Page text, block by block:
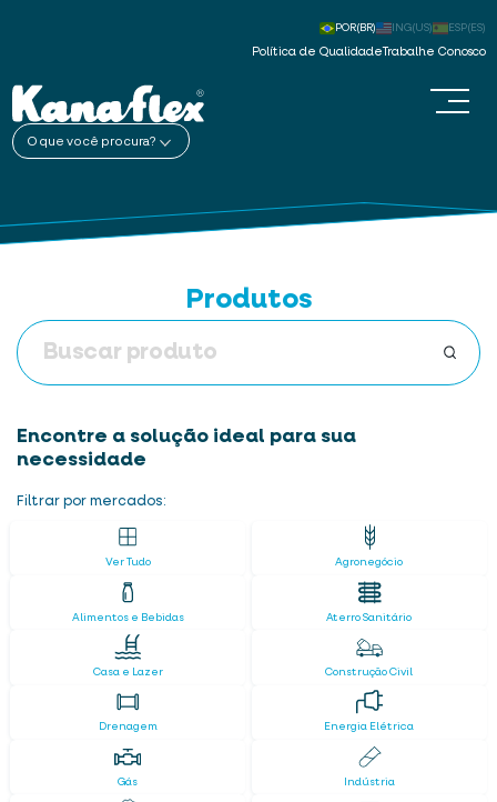
Política de Qualidade Trabalhe Conosco
POR(BR) ING(US) ESP(ES)
O que você procura?
Produtos
Encontre a solução ideal para sua
necessidade
Filtrar por mercados:
Ver Tudo Agronegócio
Alimentos e Bebidas Aterro Sanitário
Casa e Lazer Construção Civil
Drenagem Energia Elétrica
Gás Indústria